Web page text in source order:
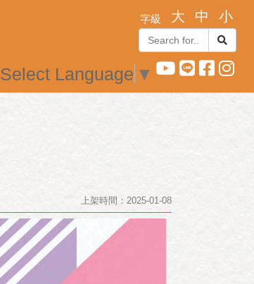
Select Language ▼
上架時間：2025-01-08